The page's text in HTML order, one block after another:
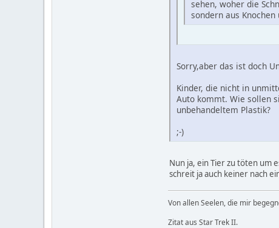
sehen, woher die
sondern aus
Sorry,aber das ist doch
Kinder, die nicht in
Auto kommt. Wie sollen
unbehandeltem Plastik?
;-)
Nun ja, ein Tier zu töten um
schreit ja auch keiner nach
Von allen Seelen, die mir
Zitat aus Star Trek II.